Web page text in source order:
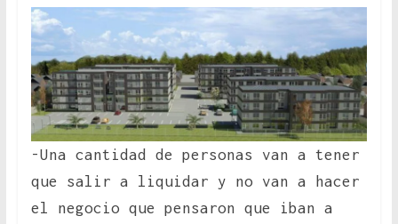
-Una cantidad de personas van a tener
que salir a liquidar y no van a hacer
el negocio que pensaron que iban a